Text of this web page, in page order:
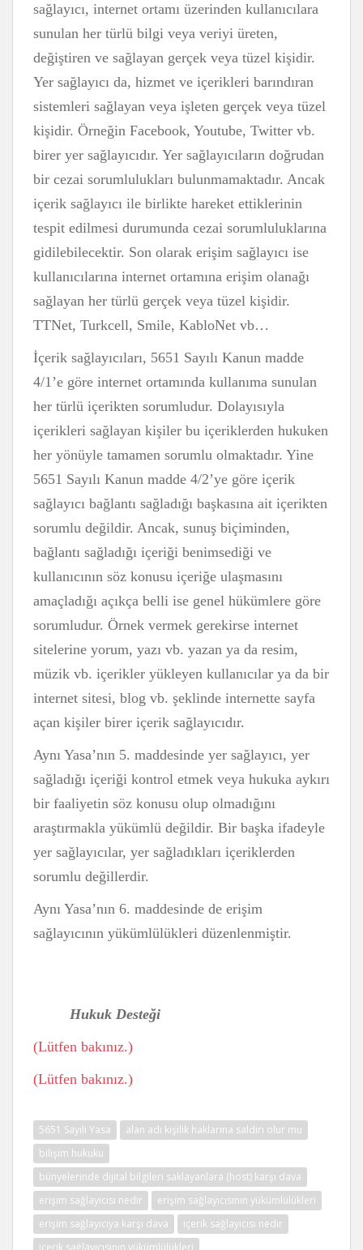
sağlayıcı, internet ortamı üzerinden kullanıcılara
sunulan her türlü bilgi veya veriyi üreten,
değiştiren ve sağlayan gerçek veya tüzel kişidir.
Yer sağlayıcı da, hizmet ve içerikleri barındıran
sistemleri sağlayan veya işleten gerçek veya tüzel
kişidir. Örneğin Facebook, Youtube, Twitter vb.
birer yer sağlayıcıdır. Yer sağlayıcıların doğrudan
bir cezai sorumlulukları bulunmamaktadır. Ancak
içerik sağlayıcı ile birlikte hareket ettiklerinin
tespit edilmesi durumunda cezai sorumluluklarına
gidilebilecektir. Son olarak erişim sağlayıcı ise
kullanıcılarına internet ortamına erişim olanağı
sağlayan her türlü gerçek veya tüzel kişidir.
TTNet, Turkcell, Smile, KabloNet vb…
İçerik sağlayıcıları, 5651 Sayılı Kanun madde
4/1’e göre internet ortamında kullanıma sunulan
her türlü içerikten sorumludur. Dolayısıyla
içerikleri sağlayan kişiler bu içeriklerden hukuken
her yönüyle tamamen sorumlu olmaktadır. Yine
5651 Sayılı Kanun madde 4/2’ye göre içerik
sağlayıcı bağlantı sağladığı başkasına ait içerikten
sorumlu değildir. Ancak, sunuş biçiminden,
bağlantı sağladığı içeriği benimsediği ve
kullanıcının söz konusu içeriğe ulaşmasını
amaçladığı açıkça belli ise genel hükümlere göre
sorumludur. Örnek vermek gerekirse internet
sitelerine yorum, yazı vb. yazan ya da resim,
müzik vb. içerikler yükleyen kullanıcılar ya da bir
internet sitesi, blog vb. şeklinde internette sayfa
açan kişiler birer içerik sağlayıcıdır.
Aynı Yasa’nın 5. maddesinde yer sağlayıcı, yer
sağladığı içeriği kontrol etmek veya hukuka aykırı
bir faaliyetin söz konusu olup olmadığını
araştırmakla yükümlü değildir. Bir başka ifadeyle
yer sağlayıcılar, yer sağladıkları içeriklerden
sorumlu değillerdir.
Aynı Yasa’nın 6. maddesinde de erişim
sağlayıcının yükümlülükleri düzenlenmiştir.
Hukuk Desteği
(Lütfen bakınız.)
(Lütfen bakınız.)
5651 Sayılı Yasa
alan adı kişilik haklarına saldırı olur mu
bilişim hukuku
bünyelerinde dijital bilgileri saklayanlara (host) karşı dava
erişim sağlayıcısı nedir
erişim sağlayıcısının yükümlülükleri
erişim sağlayıcıya karşı dava
içerik sağlayıcısı nedir
içerik sağlayıcısının yükümlülükleri